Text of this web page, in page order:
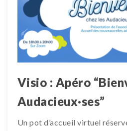
Visio : Apéro
Audacieux·ses”
Un pot d’accueil virtuel